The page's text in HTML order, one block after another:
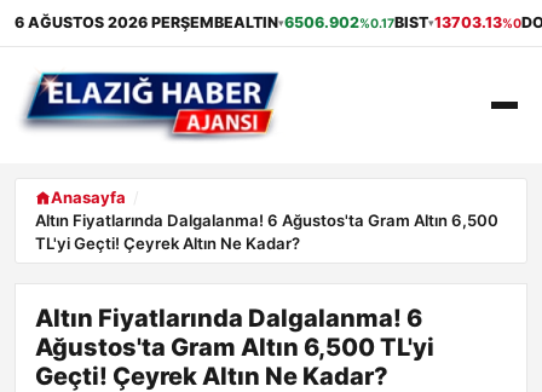
6 AĞUSTOS 2026 PERŞEMBEALTIN▾6506.902%0.17BIST▾13703.13%0
ANASAYFA
GÜNDEM
SAĞLIK
Anasayfa
Altın Fiyatlarında Dalgalanma! 6 Ağustos'ta Gram Altın 6,500
TL'yi Geçti! Çeyrek Altın Ne Kadar?
Altın Fiyatlarında Dalgalanma! 6
Ağustos'ta Gram Altın 6,500 TL'yi
Geçti! Çeyrek Altın Ne Kadar?